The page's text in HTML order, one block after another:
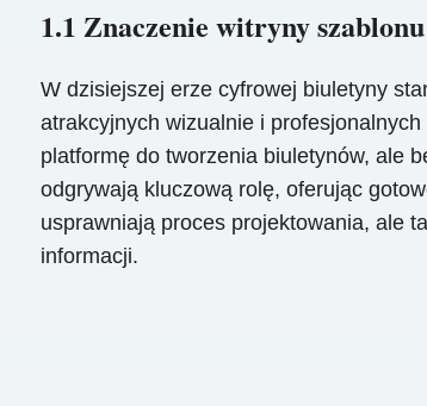
1.1 Znaczenie witryny
W dzisiejszej erze cyfrowej biuletyny
atrakcyjnych wizualnie i
platformę do tworzenia biuletynów, ale
odgrywają kluczową rolę, oferując
usprawniają proces projektowania, ale
informacji.